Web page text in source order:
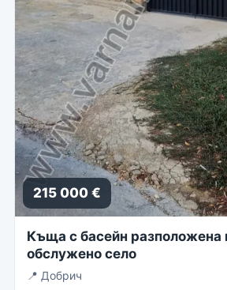
215 000 €
Къща с басейн разположена
обслужено село
📍 Добрич